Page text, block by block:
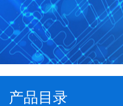
产品目录